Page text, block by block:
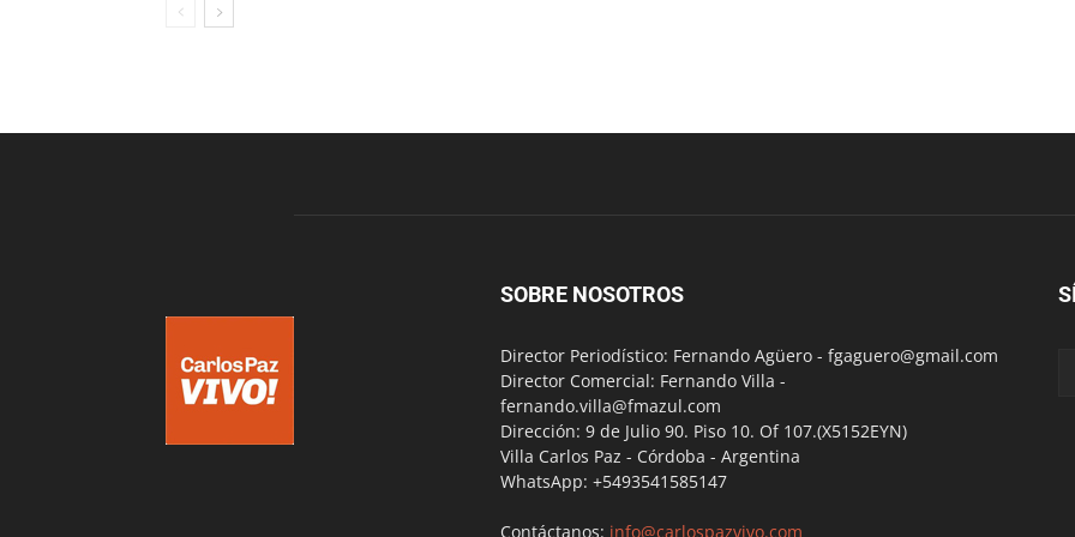
SOBRE NOSOTROS
Director Periodístico: Fernando Agüero - fgaguero@gmail.com
Director Comercial: Fernando Villa -
fernando.villa@fmazul.com
Dirección: 9 de Julio 90. Piso 10. Of 107.(X5152EYN)
Villa Carlos Paz - Córdoba - Argentina
WhatsApp: +5493541585147
Contáctanos: info@carlospazvivo.com